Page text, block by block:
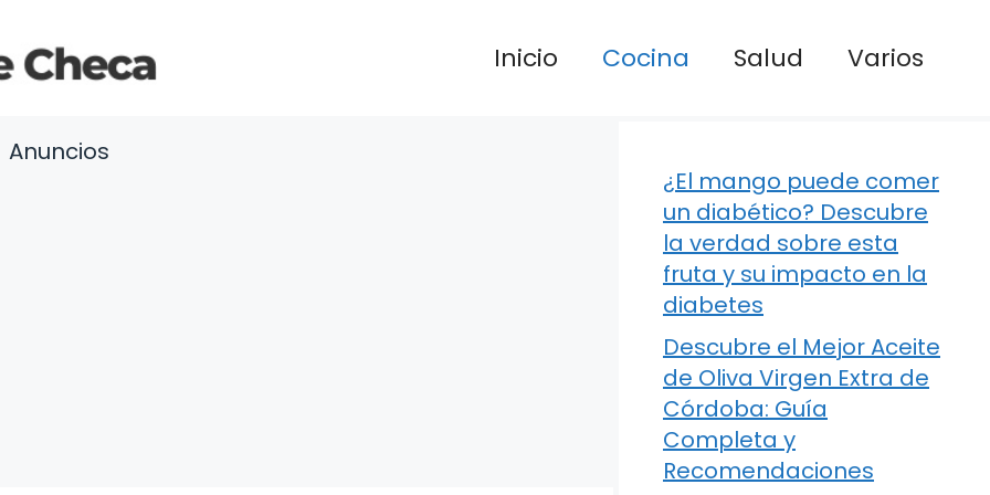
Inicio Cocina Salud Varios
Anuncios
¿El mango puede comer
un diabético? Descubre
la verdad sobre esta
fruta y su impacto en la
diabetes
Descubre el Mejor Aceite
de Oliva Virgen Extra de
Córdoba: Guía
Completa y
Recomendaciones